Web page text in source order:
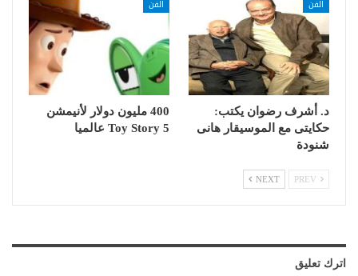
الفن
د. أشرف رضوان يكتب:
حكايتى مع الموسيقار هانى
شنودة
الفن
400 مليون دولار لأنيمشن
Toy Story 5 عالميا
NEXT
اترك تعليق